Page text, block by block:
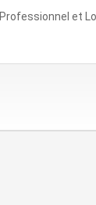
et